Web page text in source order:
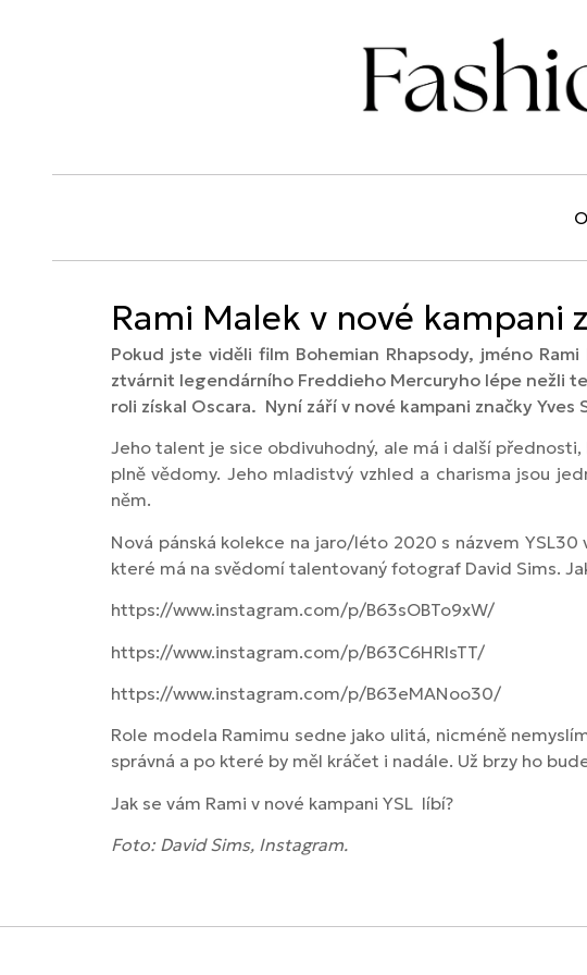
Rami Malek v nové kampani
Pokud jste viděli film Bohemian Rhapsody, jméno
ztvárnit legendárního Freddieho Mercuryho lépe nežli
roli získal Oscara. Nyní září v nové kampani značky Yves
Jeho talent je sice obdivuhodný, ale má i další
plně vědomy. Jeho mladistvý vzhled a charisma jsou
něm.
Nová pánská kolekce na jaro/léto 2020 s názvem
které má na svědomí talentovaný fotograf David Sims.
https://www.instagram.com/p/B63sOBTo9xW/
https://www.instagram.com/p/B63C6HRIsTT/
https://www.instagram.com/p/B63eMANoo30/
Role modela Ramimu sedne jako ulitá, nicméně
správná a po které by měl kráčet i nadále. Už brzy ho
Jak se vám Rami v nové kampani YSL líbí?
Foto: David Sims, Instagram.